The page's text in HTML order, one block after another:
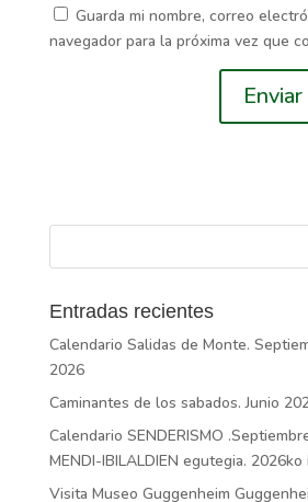
Guarda mi nombre, correo
navegador para la próxima vez que
Entradas recientes
Calendario Salidas de Monte.
2026
Caminantes de los sabados. Junio
Calendario SENDERISMO
MENDI-IBILALDIEN egutegia.
Visita Museo Guggenheim